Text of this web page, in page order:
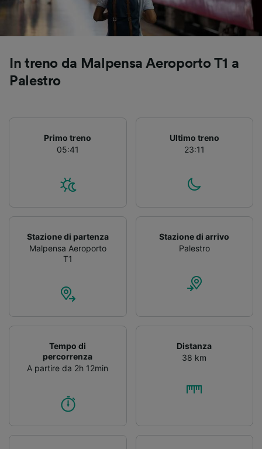
In treno da Malpensa Aeroporto T1 a
Palestro
Primo treno
05:41
Ultimo treno
23:11
Stazione di partenza
Malpensa Aeroporto
T1
Stazione di arrivo
Palestro
Tempo di
percorrenza
A partire da 2h 12min
Distanza
38 km
Utilizzare dati di geolocalizzazione precisi.
Scansione attiva delle caratteristiche del
dispositivo ai fini dell’identificazione.
accedervi. Pubblicità e contenuti
personalizzati, misurazione delle prestazioni
dei contenuti e degli annunci, ricerche sul
Elenco dei partner (fornitori)